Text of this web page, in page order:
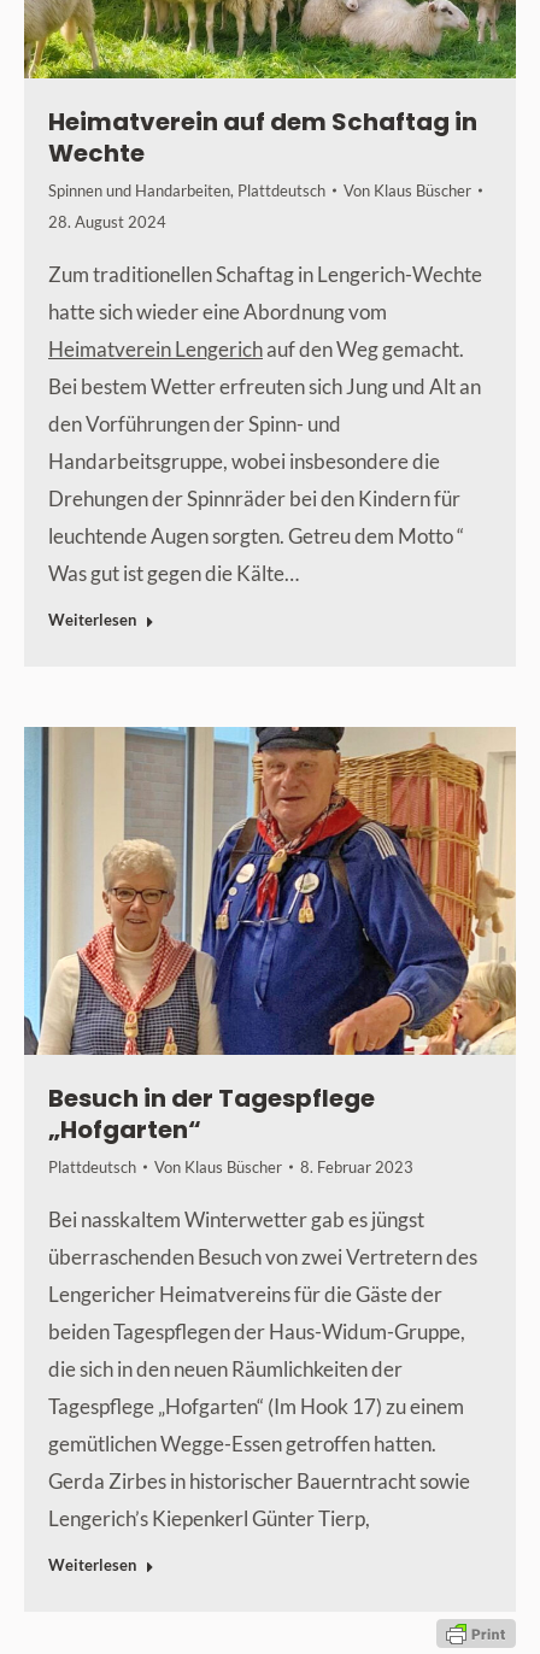
Heimatverein auf dem Schaftag in
Wechte
Spinnen und Handarbeiten, Plattdeutsch Von Klaus Büscher
28. August 2024
Zum traditionellen Schaftag in Lengerich-Wechte
hatte sich wieder eine Abordnung vom
Heimatverein Lengerichauf den Weg gemacht.
Bei bestem Wetter erfreuten sich Jung und Alt an
den Vorführungen der Spinn- und
Handarbeitsgruppe, wobei insbesondere die
Drehungen der Spinnräder bei den Kindern für
leuchtende Augen sorgten. Getreu dem Motto “
Was gut ist gegen die Kälte…
Weiterlesen
Besuch in der Tagespflege
„Hofgarten“
Plattdeutsch Von Klaus Büscher 8. Februar 2023
Bei nasskaltem Winterwetter gab es jüngst
überraschenden Besuch von zwei Vertretern des
Lengericher Heimatvereins für die Gäste der
beiden Tagespflegen der Haus-Widum-Gruppe,
die sich in den neuen Räumlichkeiten der
Tagespflege „Hofgarten“ (Im Hook 17) zu einem
gemütlichen Wegge-Essen getroffen hatten.
Gerda Zirbes in historischer Bauerntracht sowie
Lengerich’s Kiepenkerl Günter Tierp,
Weiterlesen